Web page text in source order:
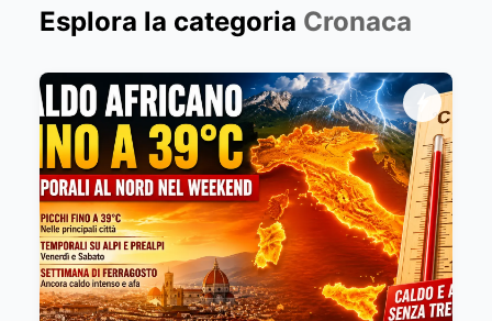
Esplora la categoria Cronaca